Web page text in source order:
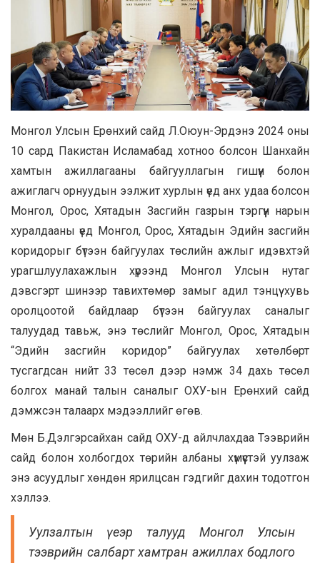
Монгол Улсын Ерөнхий сайд Л.Оюун-Эрдэнэ 2024 оны
10 сард Пакистан Исламабад хотноо болсон Шанхайн
хамтын ажиллагааны байгууллагын гишүүн болон
ажиглагч орнуудын ээлжит хурлын үед анх удаа болсон
Монгол, Орос, Хятадын Засгийн газрын тэргүүн нарын
хуралдааны үед Монгол, Орос, Хятадын Эдийн засгийн
коридорыг бүтээн байгуулах төслийн ажлыг идэвхтэй
урагшлуулахажлын хүрээнд Монгол Улсын нутаг
дэвсгэрт шинээр тавихтөмөр замыг адил тэнцүү хувь
оролцоотой байдлаар бүтээн байгуулах саналыг
талуудад тавьж, энэ төслийг Монгол, Орос, Хятадын
“Эдийн засгийн коридор” байгуулах хөтөлбөрт
тусгагдсан нийт 33 төсөл дээр нэмж 34 дахь төсөл
болгох манай талын саналыг ОХУ-ын Ерөнхий сайд
дэмжсэн талаарх мэдээллийг өгөв.
Мөн Б.Дэлгэрсайхан сайд ОХУ-д айлчлахдаа Тээврийн
сайд болон холбогдох төрийн албаны хүмүүстэй уулзаж
энэ асуудлыг хөндөн ярилцсан гэдгийг дахин тодотгон
хэллээ.
Уулзалтын үеэр талууд Монгол Улсын
тээврийн салбарт хамтран ажиллах бодлого